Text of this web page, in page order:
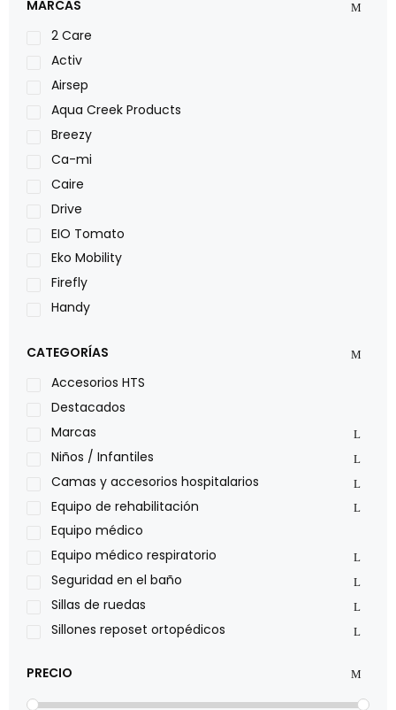
MARCAS
2 Care
Activ
Airsep
Aqua Creek Products
Breezy
Ca-mi
Caire
Drive
EIO Tomato
Eko Mobility
Firefly
Handy
Leggero
Lumex
Medical Store
Nidek
Oxiplus
Philips
Pride
Roho
Sillas de ruedas Everest Jennings
Stealth products
Xiehe Medical
CATEGORÍAS
Accesorios HTS
Destacados
Marcas
Niños / Infantiles
Camas y accesorios hospitalarios
Equipo de rehabilitación
Equipo médico
Equipo médico respiratorio
Seguridad en el baño
Sillas de ruedas
Sillones reposet ortopédicos
PRECIO